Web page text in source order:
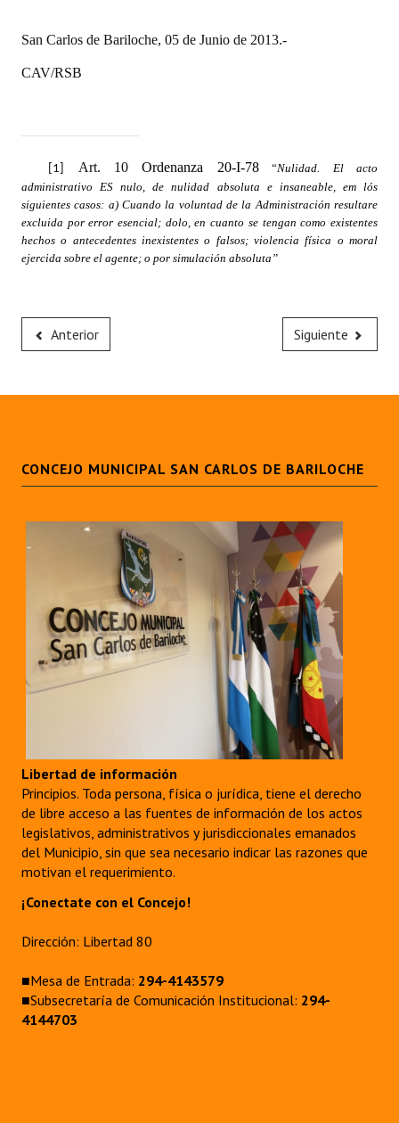
San Carlos de Bariloche, 05 de Junio de 2013.-
CAV/RSB
[1] Art. 10Ordenanza 20-I-78“Nulidad. El acto
administrativo ES nulo, de nulidad absoluta e insaneable, em lós
siguientes casos: a) Cuando la voluntad de la Administración resultare
excluida por error esencial; dolo, en cuanto se tengan como existentes
hechos o antecedentes inexistentes o falsos; violencia física o moral
ejercida sobre el agente; o por simulación absoluta”
Anterior Siguiente
CONCEJO MUNICIPAL SAN CARLOS DE BARILOCHE
Libertad de información
Principios. Toda persona, física o jurídica, tiene el derecho
de libre acceso a las fuentes de información de los actos
legislativos, administrativos y jurisdiccionales emanados
del Municipio, sin que sea necesario indicar las razones que
motivan el requerimiento.
¡Conectate con el Concejo!
Dirección: Libertad 80
■Mesa de Entrada: 294-4143579
■Subsecretaría de Comunicación Institucional: 294-
4144703